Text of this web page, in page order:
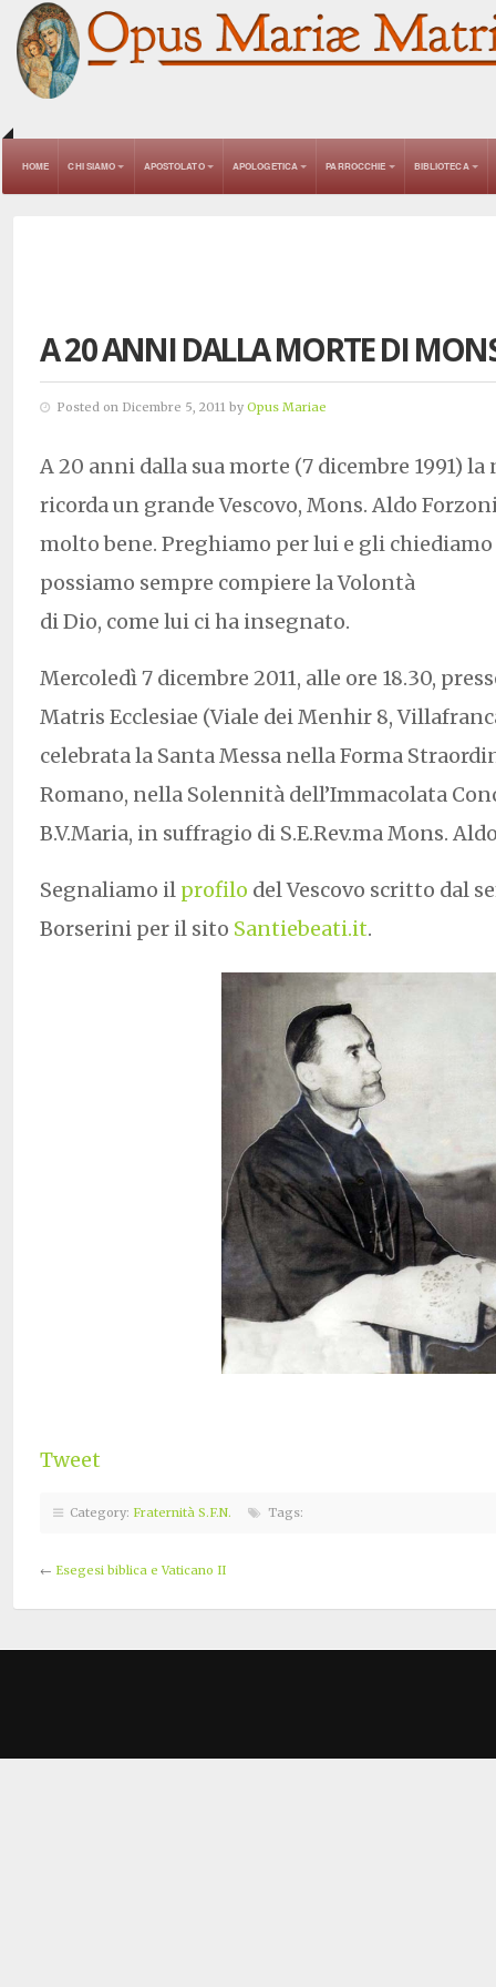
HOME CHI SIAMO APOSTOLATO APOLOGETICA PARROCCHIE BIBLIOTECA
A 20 ANNI DALLA MORTE DI
Posted on Dicembre 5, 2011 by Opus Mariae
A 20 anni dalla sua morte (7 dicembre 1991)
ricorda un grande Vescovo, Mons. Aldo
molto bene. Preghiamo per lui e gli
possiamo sempre compiere la Volontà
di Dio, come lui ci ha insegnato.
Mercoledì 7 dicembre 2011, alle ore 18.30,
Matris Ecclesiae (Viale dei Menhir 8,
celebrata la Santa Messa nella Forma
Romano, nella Solennità dell’Immacolata
B.V.Maria, in suffragio di S.E.Rev.ma Mons.
Segnaliamo il profilo del Vescovo scritto dal
Borserini per il sito Santiebeati.it.
Tweet
Category: Fraternità S.F.N. Tags:
← Esegesi biblica e Vaticano II